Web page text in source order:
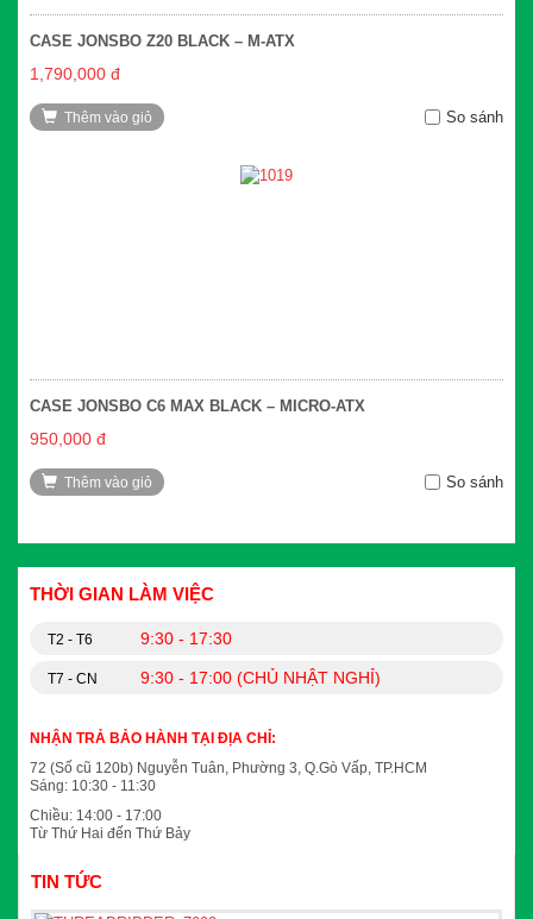
CASE JONSBO Z20 BLACK – M-ATX
1,790,000 đ
Thêm vào giỏ So sánh
CASE JONSBO C6 MAX BLACK – MICRO-ATX
950,000 đ
Thêm vào giỏ So sánh
THỜI GIAN LÀM VIỆC
T2 - T6 9:30 - 17:30
T7 - CN 9:30 - 17:00 (CHỦ NHẬT NGHỈ)
NHẬN TRẢ BẢO HÀNH TẠI ĐỊA CHỈ:
72 (Số cũ 120b) Nguyễn Tuân, Phường 3, Q.Gò Vấp, TP.HCM
Sáng: 10:30 - 11:30
Chiều: 14:00 - 17:00
Từ Thứ Hai đến Thứ Bảy
TIN TỨC